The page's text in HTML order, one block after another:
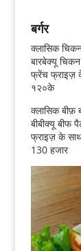
बर्गर
क्लासिक चिकन
बारबेक्यू
फ्रेंच फ्राइज़
१२०के
क्लासिक बीफ़
बीबीक्यू बीफ
फ्राइज़ के
130 हजार